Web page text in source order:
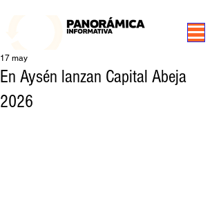
En Aysén lanzan Capital Abeja
2026
17 may